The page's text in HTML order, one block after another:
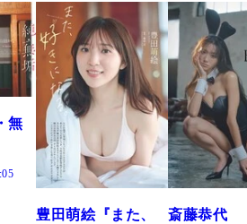
斎藤恭代
咲田ゆな